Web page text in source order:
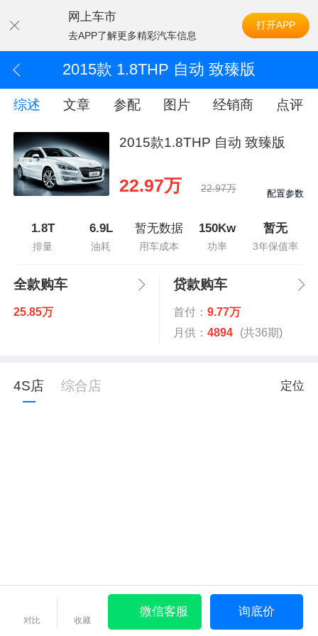
网上车市
去APP了解更多精彩汽车信息
打开APP
2015款 1.8THP 自动 致臻版
综述 文章 参配 图片 经销商 点评
2015款1.8THP 自动 致臻版
22.97万 22.97万 配置参数
1.8T
排量
6.9L
油耗
暂无数据
用车成本
150Kw
功率
暂无
3年保值率
全款购车
25.85万
贷款购车
首付： 9.77万
月供： 4894 (共36期)
4S店 综合店 定位
对比 收藏
微信客服 询底价